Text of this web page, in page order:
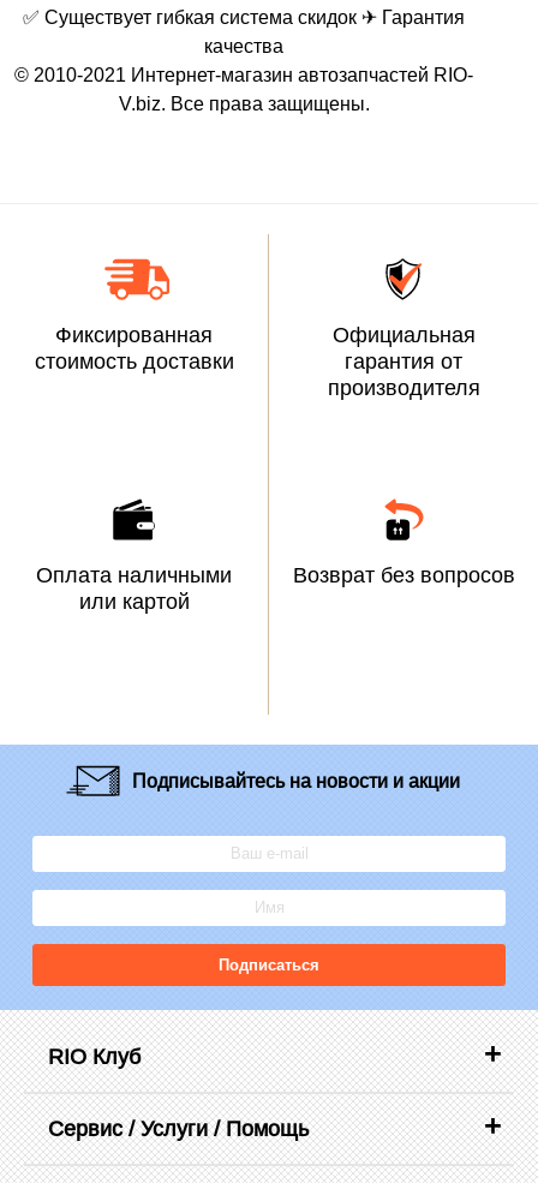
✅ Существует гибкая система скидок ✈ Гарантия
качества
© 2010-2021 Интернет-магазин автозапчастей RIO-
V.biz. Все права защищены.
Фиксированная
стоимость доставки
Официальная
гарантия от
производителя
Оплата наличными
или картой
Возврат без вопросов
Подписывайтесьна новости и акции
Подписаться
RIO Клуб
Сервис / Услуги / Помощь